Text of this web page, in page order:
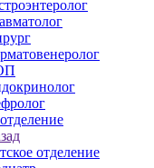
отделение